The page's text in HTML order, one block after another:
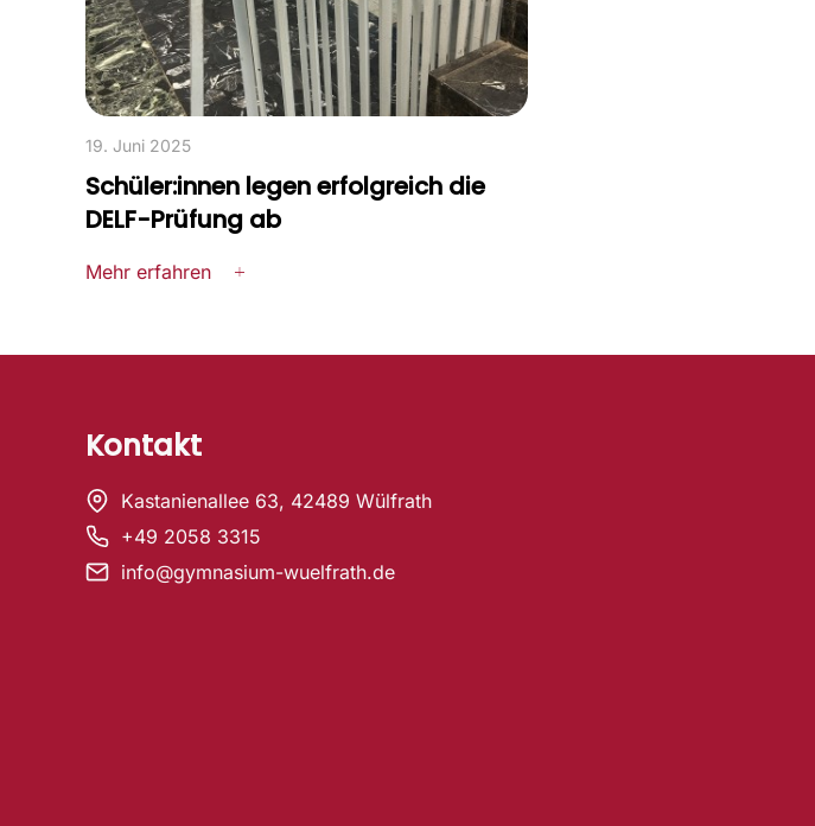
19. Juni 2025
Schüler:innen legen erfolgreich die
DELF-Prüfung ab
Mehr erfahren
Kontakt
Kastanienallee 63, 42489 Wülfrath
+49 2058 3315
info@gymnasium-wuelfrath.de